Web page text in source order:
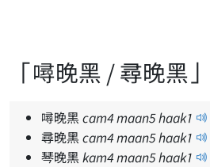
「噚晚黑 / 尋晚黑」
噚晚黑 cam4maan5haak1
尋晚黑 cam4maan5haak1
琴晚黑 kam4maan5haak1